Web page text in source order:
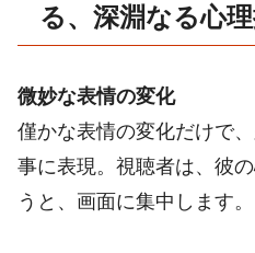
る、深淵なる心
微妙な表情の変化
僅かな表情の変化だけで
事に表現。視聴者は、彼
うと、画面に集中します。